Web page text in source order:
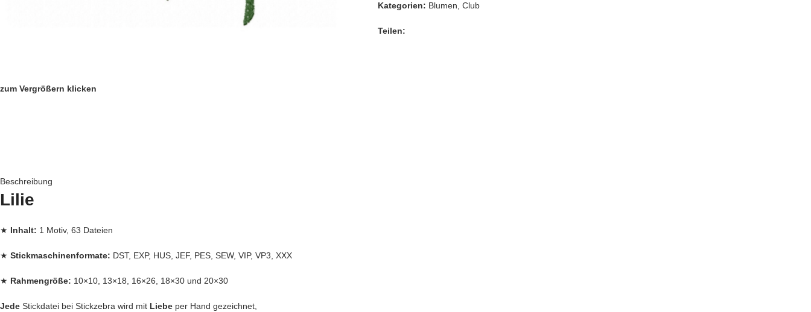
zum Vergrößern klicken
Kategorien: Blumen Club
Teilen:
Beschreibung
Lilie
★ Inhalt: 1 Motiv, 63 Dateien
★ Stickmaschinenformate: DST, EXP, HUS, JEF, PES, SEW, VIP, VP3, XXX
★ Rahmengröße: 10×10, 13×18, 16×26, 18×30 und 20×30
Jede Stickdatei bei Stickzebra wird mit Liebe per Hand gezeichnet,